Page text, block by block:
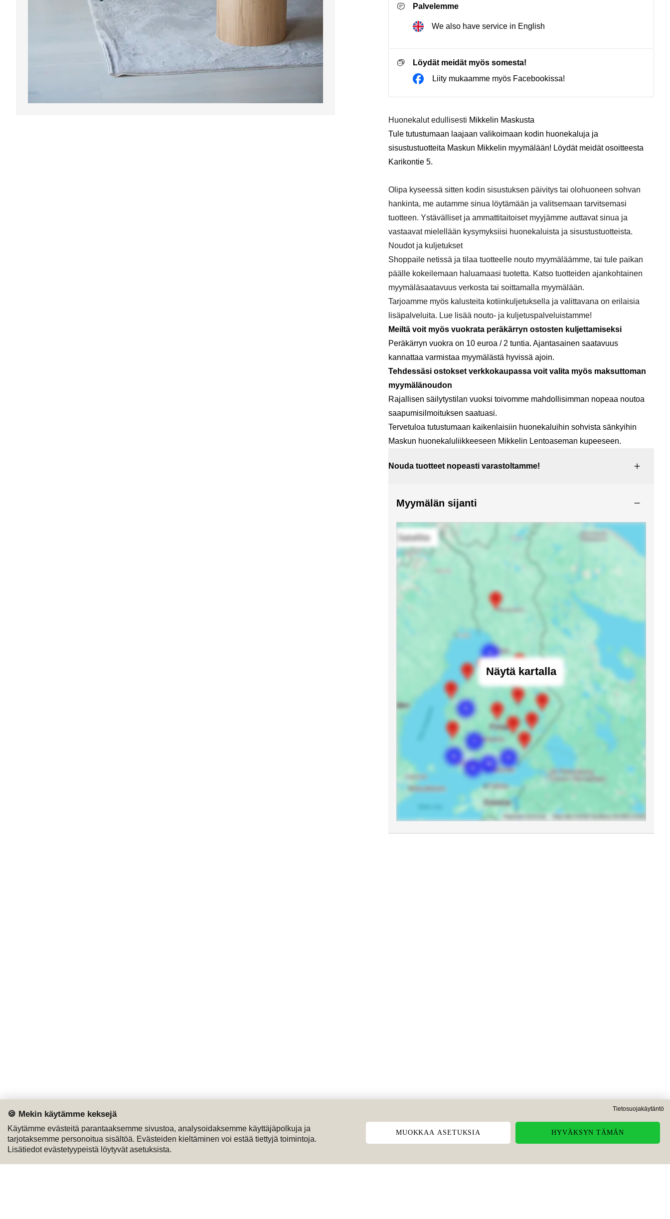
Tietosuojakäytäntö
🍪 Mekin käytämme keksejä
Käytämme evästeitä parantaaksemme sivustoa, analysoidaksemme käyttäjäpolkuja ja
tarjotaksemme personoitua sisältöä. Evästeiden kieltäminen voi estää tiettyjä toimintoja.
Lisätiedot evästetyypeistä löytyvät asetuksista.
MUOKKAA ASETUKSIA HYVÄKSYN TÄMÄN
Palvelemme
We also have service in English
Löydät meidät myös somesta!
Liity mukaamme myös Facebookissa!
Huonekalut edullisesti Mikkelin Maskusta
Tule tutustumaan laajaan valikoimaan kodin huonekaluja ja
sisustustuotteita Maskun Mikkelin myymälään! Löydät meidät osoitteesta
Karikontie 5.
Olipa kyseessä sitten kodin sisustuksen päivitys tai olohuoneen sohvan
hankinta, me autamme sinua löytämään ja valitsemaan tarvitsemasi
tuotteen. Ystävälliset ja ammattitaitoiset myyjämme auttavat sinua ja
vastaavat mielellään kysymyksiisi huonekaluista ja sisustustuotteista.
Noudot ja kuljetukset
Shoppaile netissä ja tilaa tuotteelle nouto myymäläämme, tai tule paikan
päälle kokeilemaan haluamaasi tuotetta. Katso tuotteiden ajankohtainen
myymäläsaatavuus verkosta tai soittamalla myymälään.
Tarjoamme myös kalusteita kotiinkuljetuksella ja valittavana on erilaisia
lisäpalveluita. Lue lisää nouto- ja kuljetuspalveluistamme!
Meiltä voit myös vuokrata peräkärryn ostosten kuljettamiseksi
Peräkärryn vuokra on 10 euroa / 2 tuntia. Ajantasainen saatavuus
kannattaa varmistaa myymälästä hyvissä ajoin.
Tehdessäsi ostokset verkkokaupassa voit valita myös maksuttoman
myymälänoudon
Rajallisen säilytystilan vuoksi toivomme mahdollisimman nopeaa noutoa
saapumisilmoituksen saatuasi.
Tervetuloa tutustumaan kaikenlaisiin huonekaluihin sohvista sänkyihin
Maskun huonekaluliikkeeseen Mikkelin Lentoaseman kupeeseen.
Nouda tuotteet nopeasti varastoltamme!
Myymälän sijanti
Näytä kartalla